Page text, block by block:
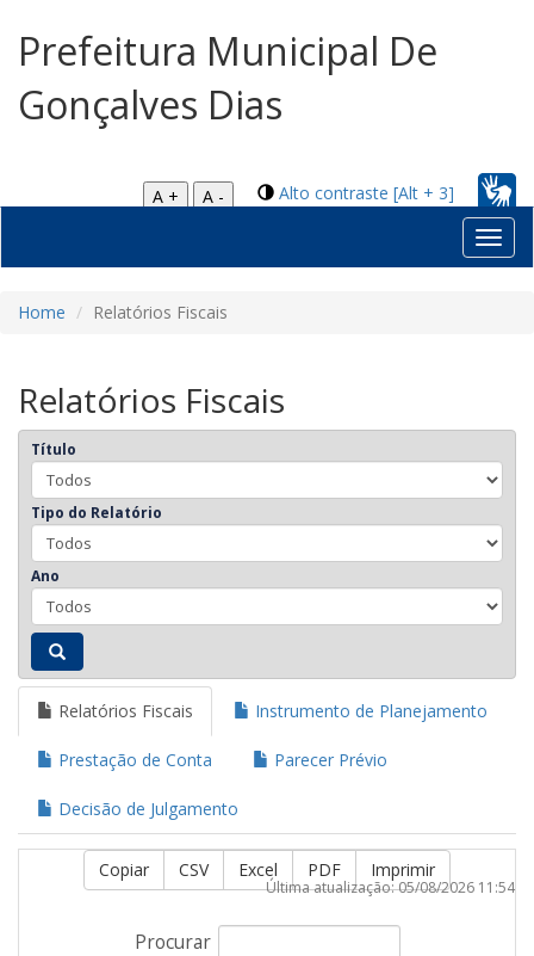
Prefeitura Municipal De
Gonçalves Dias
Alto contraste [Alt + 3]
A +
A -
Home Relatórios Fiscais
Relatórios Fiscais
Título
Tipo do Relatório
Ano
Relatórios Fiscais Instrumento de Planejamento
Prestação de Conta Parecer Prévio
Decisão de Julgamento
Copiar CSV Excel PDF Imprimir
Procurar
Última atualização: 05/08/2026 11:54